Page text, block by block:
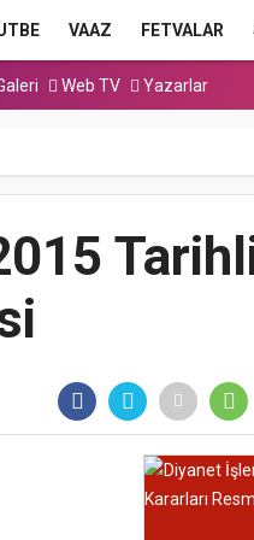
VAAZ FETVALAR
Web TV Yazarlar